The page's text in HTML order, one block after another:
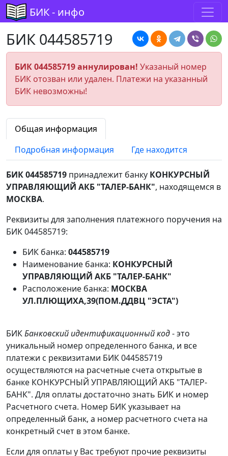
БИК - инфо
БИК 044585719
БИК 044585719 аннулирован! Указаный номер
БИК отозван или удален. Платежи на указанный
БИК невозможны!
Общая информация
Подробная информация
Где находится
БИК 044585719 принадлежит банку КОНКУРСНЫЙ
УПРАВЛЯЮЩИЙ АКБ "ТАЛЕР-БАНК", находящемся в
МОСКВА.
Реквизиты для заполнения платежного поручения на
БИК 044585719:
БИК банка: 044585719
Наименование банка: КОНКУРСНЫЙ
УПРАВЛЯЮЩИЙ АКБ "ТАЛЕР-БАНК"
Расположение банка: МОСКВА
УЛ.ПЛЮЩИХА,39(ПОМ.ДДВЦ "ЭСТА")
БИКБанковский идентификационный код- это
уникальный номер определенного банка, и все
платежи с реквизитами БИК 044585719
осуществляются на расчетные счета открытые в
банке КОНКУРСНЫЙ УПРАВЛЯЮЩИЙ АКБ "ТАЛЕР-
БАНК". Для оплаты достаточно знать БИК и номер
Расчетного счета. Номер БИК указывает на
определенный банк, а номер расчетного счета на
конкретный счет в этом банке.
Если для оплаты у Вас требуют прочие реквизиты